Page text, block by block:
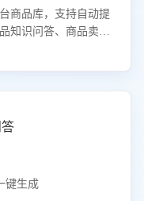
商品库，支持自动提
知识问答、商品卖点
键生成